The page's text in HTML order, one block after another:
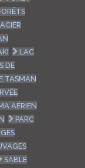
LAC
DE
TASMAN
AÉRIEN
PARC
SABLE